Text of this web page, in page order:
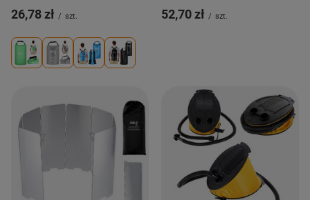
26,78 zł / szt. 52,70 zł / szt.